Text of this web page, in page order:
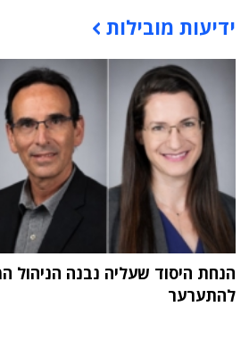
תוכן פרסומי
ידיעות מובילות
הנחת היסוד שעליה נבנה הניהול
להתערער